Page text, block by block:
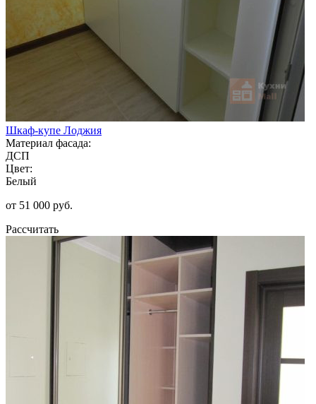
Шкаф-купе Лоджия
Материал фасада:
ДСП
Цвет:
Белый
от 51 000 руб.
Рассчитать